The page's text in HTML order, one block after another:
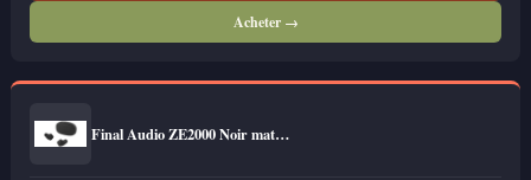
Acheter →
Final Audio ZE2000 Noir mat…